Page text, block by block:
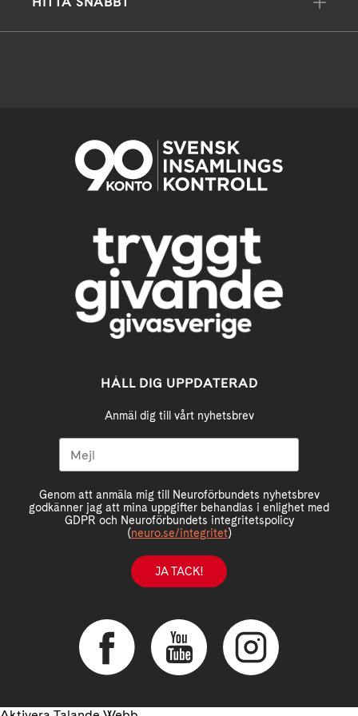
HÅLL DIG UPPDATERAD
Anmäl dig till vårt nyhetsbrev
Genom att anmäla mig till Neuroförbundets nyhetsbrev
godkänner jag att mina uppgifter behandlas i enlighet med
GDPR och Neuroförbundets integritetspolicy
(neuro.se/integritet)
JA TACK!